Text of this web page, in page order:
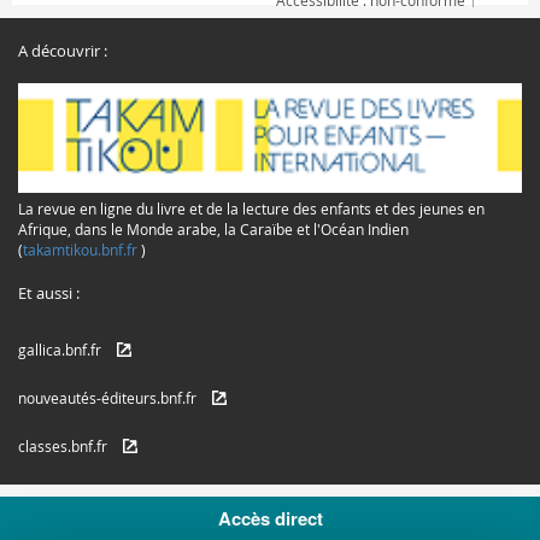
A découvrir :
La revue en ligne du livre et de la lecture des enfants et des jeunes en
Afrique, dans le Monde arabe, la Caraïbe et l'Océan Indien
(takamtikou.bnf.fr)
Et aussi :
gallica.bnf.fr
nouveautés-éditeurs.bnf.fr
classes.bnf.fr
© Copyrights 2016 /Mentions légales
Accès direct